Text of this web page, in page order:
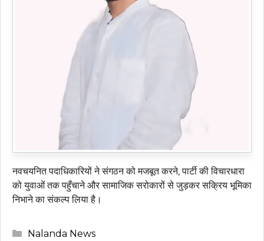
नवचयनित पदाधिकारियों ने संगठन को मजबूत करने, पार्टी की विचारधारा
को युवाओं तक पहुँचाने और सामाजिक सरोकारों से जुड़कर सक्रिय भूमिका
निभाने का संकल्प लिया है।
Categories
Nalanda News